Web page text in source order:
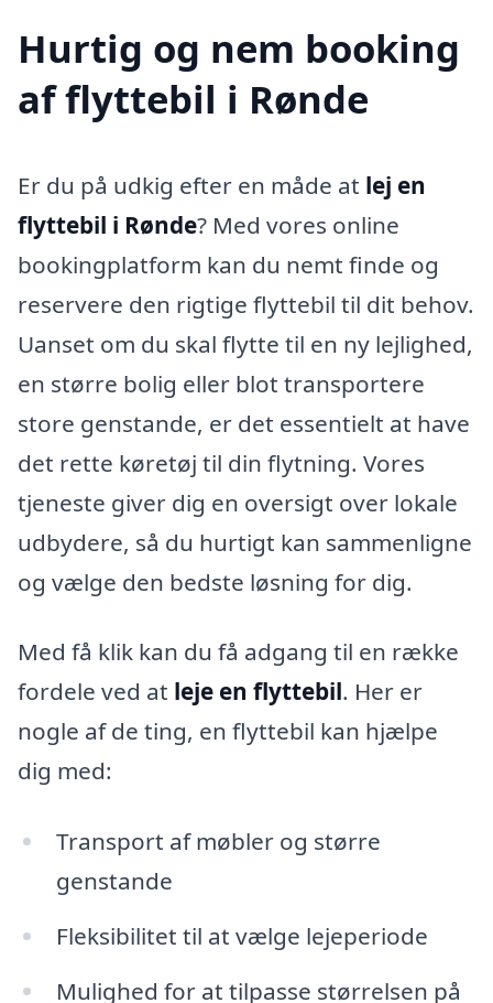
Hurtig og nem booking
af flyttebil i Rønde
Er du på udkig efter en måde at lej en
flyttebil i Rønde? Med vores online
bookingplatform kan du nemt finde og
reservere den rigtige flyttebil til dit behov.
Uanset om du skal flytte til en ny lejlighed,
en større bolig eller blot transportere
store genstande, er det essentielt at have
det rette køretøj til din flytning. Vores
tjeneste giver dig en oversigt over lokale
udbydere, så du hurtigt kan sammenligne
og vælge den bedste løsning for dig.
Med få klik kan du få adgang til en række
fordele ved at leje en flyttebil. Her er
nogle af de ting, en flyttebil kan hjælpe
dig med:
Transport af møbler og større
genstande
Fleksibilitet til at vælge lejeperiode
Mulighed for at tilpasse størrelsen på